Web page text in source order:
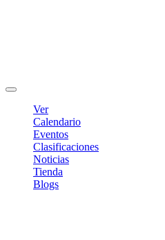
Ver
Calendario
Eventos
Clasificaciones
Noticias
Tienda
Blogs